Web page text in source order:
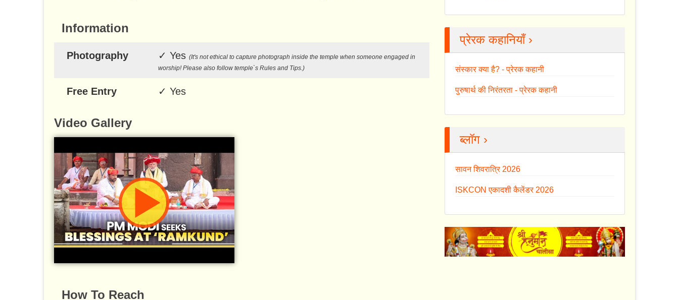
Information
Photography ✓ Yes (It's not ethical to capture photograph inside the temple when someone engaged in
worship! Please also follow temple`s Rules and Tips.)
Free Entry ✓ Yes
Video Gallery
How To Reach
प्रेरक कहानियाँ ›
संस्कार क्या है? - प्रेरक कहानी
पुरुषार्थ की निरंतरता - प्रेरक कहानी
ब्लॉग ›
सावन शिवरात्रि 2026
ISKCON एकादशी कैलेंडर 2026